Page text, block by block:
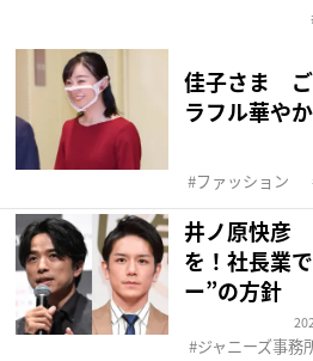
佳子さま ご
ラフル華や
ファッション
井ノ原快彦
を！社長業
ー”の方針
ジャニーズ事務